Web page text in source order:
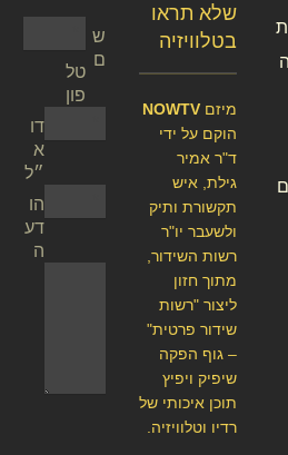
ש
טל
פון
דו
א
״ל
הו
דע
שלא תראו
בטלוויזיה
מיזםNOWTV
הוקם על ידי
ד"ר אמיר
גילת, איש
תקשורת ותיק
ולשעבר יו"ר
רשות השידור,
מתוך חזון
ליצור "רשות
שידור פרטית"
– גוף הפקה
שיפיק ויפיץ
תוכן איכותי של
רדיו וטלוויזיה.